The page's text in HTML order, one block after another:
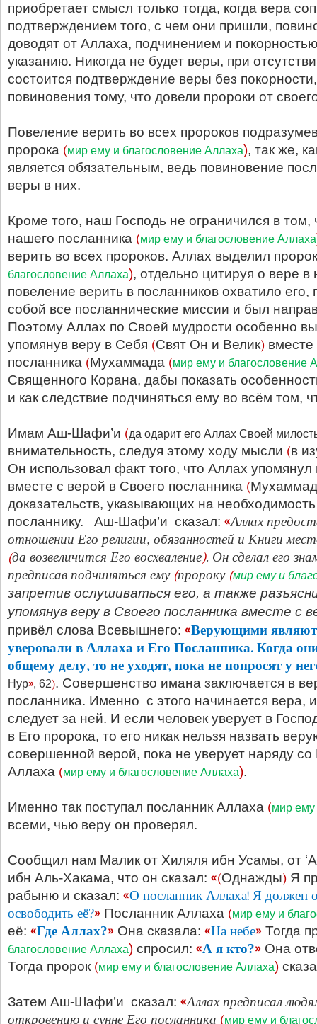
приобретает смысл только тогда, когда вера
подтверждением того, с чем они пришли,
доводят от Аллаха, подчинением и
указанию. Никогда не будет веры, при
состоится подтверждение веры без
повиновения тому, что довели пророки от
Повеление верить во всех пророков
пророка (мир ему и благословение Аллаха), так же,
является обязательным, ведь повиновение
веры в них.
Кроме того, наш Господь не ограничился в том,
нашего посланника (мир ему и благословение Аллаха
верить во всех пророков. Аллах выделил
благословение Аллаха), отдельно цитируя о вере в
повеление верить в посланников охватило
собой все посланнические миссии и был
Поэтому Аллах по Своей мудрости особенно
упомянув веру в Себя (Свят Он и Велик) вместе
посланника (Мухаммада (мир ему и благословение
Священного Корана, дабы показать
и как следствие подчиняться ему во всём том,
Имам Аш-Шафи’и (да одарит его Аллах Своей
внимательность, следуя этому ходу мысли (в
Он использовал факт того, что Аллах
вместе с верой в Своего посланника (
доказательств, указывающих на
посланнику. Аш-Шафи’и сказал: «Аллах
отношении Его религии, обязанностей и Книги
(да возвеличится Его восхваление). Он сделал его
предписав подчиняться ему(пророку(мир ему и
запретив ослушиваться его, а также
упомянув веру в Своего посланника вместе с
привёл слова Всевышнего: «Верующими
уверо­вали в Аллаха и Его Посланника. Когда
общему делу, то не уходят, пока не попросят у
Нур», 62). Совершенство имана заключается в
посланника. Именно с этого начинается вера,
следует за ней. И если человек уверует в
в Его пророка, то его никак нельзя назвать
совершенной верой, пока не уверует наряду
Аллаха (мир ему и благословение Аллаха).
Именно так поступал посланник Аллаха (мир ему
всеми, чью веру он проверял.
Сообщил нам Малик от Хиляля ибн Усамы, от
ибн Аль-Хакама, что он сказал: «(Однажды) Я
рабыню и сказал: «О посланник Аллаха! Я должен
освободить её?» Посланник Аллаха (мир ему и
её: «Где Аллах?» Она сказала: «На небе» Тогда
благословение Аллаха) спросил: «А я кто?» Она
Тогда пророк (мир ему и благословение Аллаха)
Затем Аш-Шафи’и сказал: «Аллах предписал
мир ему и